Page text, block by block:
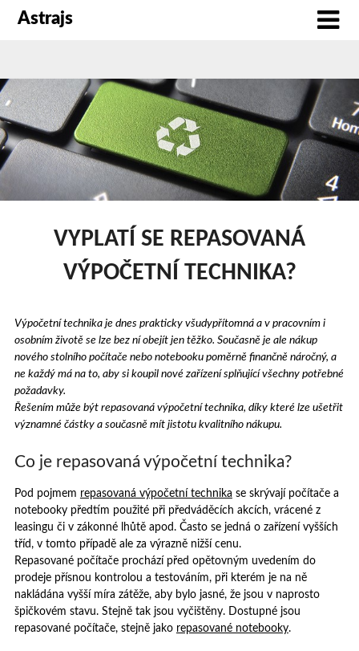
Astrajs
VYPLATÍ SE REPASOVANÁ
VÝPOČETNÍ TECHNIKA?
Výpočetní technika je dnes prakticky všudypřítomná a v pracovním i
osobním životě se lze bez ní obejít jen těžko. Současně je ale nákup
nového stolního počítače nebo notebooku poměrně finančně náročný, a
ne každý má na to, aby si koupil nové zařízení splňující všechny potřebné
požadavky.
Řešením může být repasovaná výpočetní technika, díky které lze ušetřit
významné částky a současně mít jistotu kvalitního nákupu.
Co je repasovaná výpočetní technika?
Pod pojmem repasovaná výpočetní technika se skrývají počítače a
notebooky předtím použité při předváděcích akcích, vrácené z
leasingu či v zákonné lhůtě apod. Často se jedná o zařízení vyšších
tříd, v tomto případě ale za výrazně nižší cenu.
Repasované počítače prochází před opětovným uvedením do
prodeje přísnou kontrolou a testováním, při kterém je na ně
nakládána vyšší míra zátěže, aby bylo jasné, že jsou v naprosto
špičkovém stavu. Stejně tak jsou vyčištěny. Dostupné jsou
repasované počítače, stejně jako repasované notebooky.